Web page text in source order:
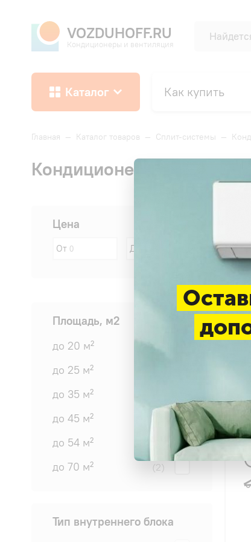
VOZDUHOFF.RU
Кондиционеры и вентиляция
Каталог Как купить
Главная — Каталог товаров — Сплит-системы —
Кондиционеры Hitachi
Цена
От До
Площадь, м2
до 20 м² (2)
до 25 м²
до 35 м²
до 45 м²
до 54 м²
до 70 м² (2)
Тип внутреннего блока